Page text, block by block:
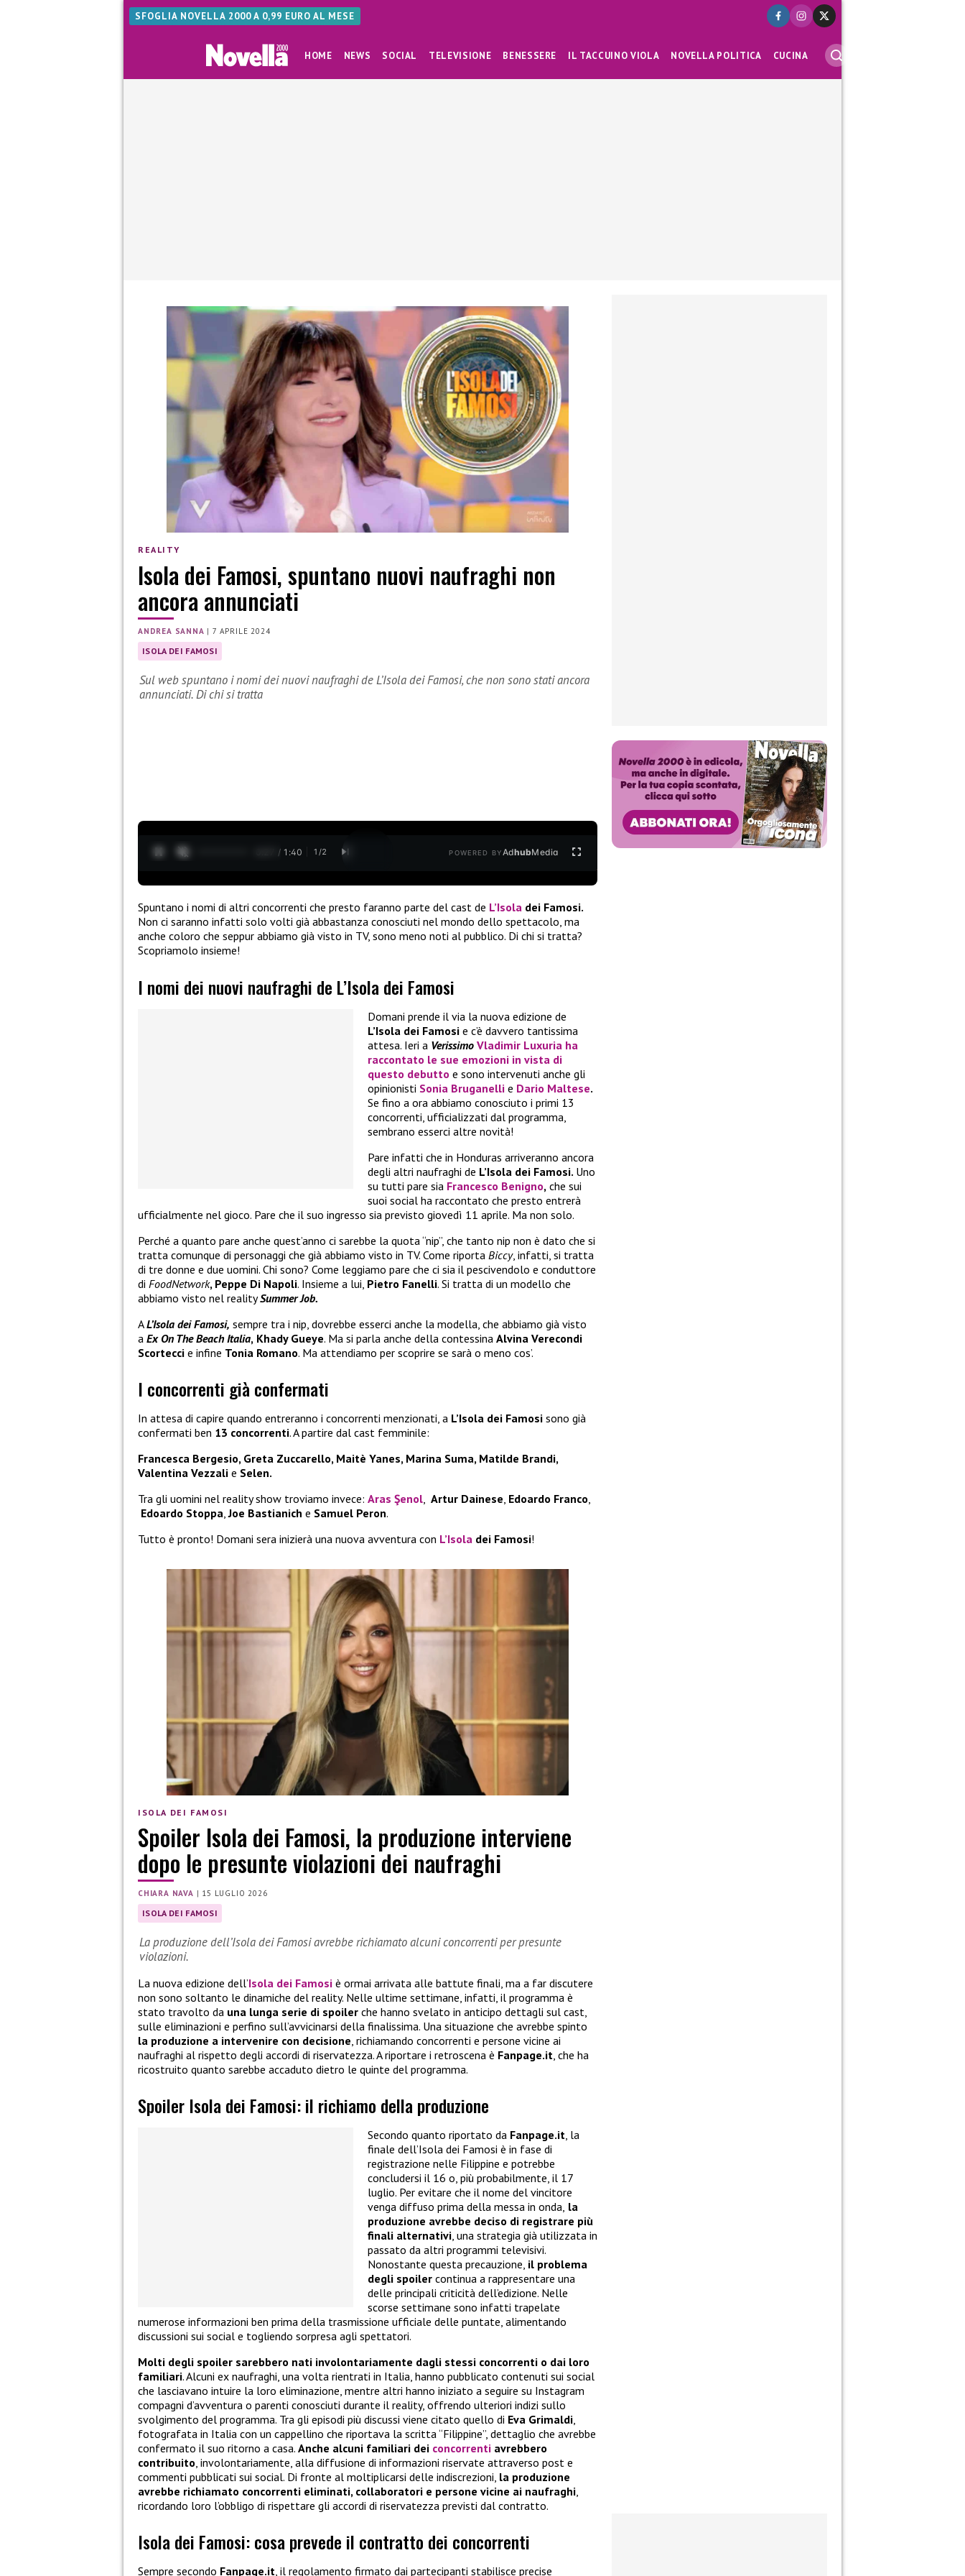
SFOGLIA NOVELLA 2000 A 0,99 EURO AL MESE
HOME NEWS SOCIAL TELEVISIONE BENESSERE IL TACCUINO VIOLA NOVELLA POLITICA CUCINA
REALITY
Isola dei Famosi, spuntano nuovi naufraghi non
ancora annunciati
ANDREA SANNA |7 APRILE 2024
ISOLA DEI FAMOSI
Sul web spuntano i nomi dei nuovi naufraghi de L’Isola dei Famosi, che non sono stati ancora
annunciati. Di chi si tratta
0:28 / 1:40 1 /2 POWERED BYAdhubMedia
Spuntano i nomi di altri concorrenti che presto faranno parte del cast de L’Isola dei Famosi.
Non ci saranno infatti solo volti già abbastanza conosciuti nel mondo dello spettacolo, ma
anche coloro che seppur abbiamo già visto in TV, sono meno noti al pubblico. Di chi si tratta?
Scopriamolo insieme!
I nomi dei nuovi naufraghi de L’Isola dei Famosi
Domani prende il via la nuova edizione de
L’Isola dei Famosi e c’è davvero tantissima
attesa. Ieri a Verissimo Vladimir Luxuria ha
raccontato le sue emozioni in vista di
questo debutto e sono intervenuti anche gli
opinionisti Sonia Bruganelli e Dario Maltese.
Se fino a ora abbiamo conosciuto i primi 13
concorrenti, ufficializzati dal programma,
sembrano esserci altre novità!
Pare infatti che in Honduras arriveranno ancora
degli altri naufraghi de L’Isola dei Famosi. Uno
su tutti pare sia Francesco Benigno, che sui
suoi social ha raccontato che presto entrerà
ufficialmente nel gioco. Pare che il suo ingresso sia previsto giovedì 11 aprile. Ma non solo.
Perché a quanto pare anche quest’anno ci sarebbe la quota “nip”, che tanto nip non è dato che si
tratta comunque di personaggi che già abbiamo visto in TV. Come riporta Biccy, infatti, si tratta
di tre donne e due uomini. Chi sono? Come leggiamo pare che ci sia il pescivendolo e conduttore
di FoodNetwork, Peppe Di Napoli. Insieme a lui, Pietro Fanelli. Si tratta di un modello che
abbiamo visto nel realitySummer Job.
AL’Isola dei Famosi, sempre tra i nip, dovrebbe esserci anche la modella, che abbiamo già visto
a Ex On The Beach Italia, Khady Gueye. Ma si parla anche della contessina Alvina Verecondi
Scortecci e infine Tonia Romano. Ma attendiamo per scoprire se sarà o meno cos’.
I concorrenti già confermati
In attesa di capire quando entreranno i concorrenti menzionati, a L’Isola dei Famosi sono già
confermati ben 13 concorrenti. A partire dal cast femminile:
Francesca Bergesio, Greta Zuccarello, Maitè Yanes, Marina Suma, Matilde Brandi,
Valentina Vezzali e Selen.
Tra gli uomini nel reality show troviamo invece: Aras Şenol Artur Dainese Edoardo Franco
Edoardo Stoppa ,Joe Bastianich e Samuel Peron.
Tutto è pronto! Domani sera inizierà una nuova avventura con L’Isola dei Famosi!
ISOLA DEI FAMOSI
Spoiler Isola dei Famosi, la produzione interviene
dopo le presunte violazioni dei naufraghi
CHIARA NAVA | 15 LUGLIO 2026
ISOLA DEI FAMOSI
La produzione dell’Isola dei Famosi avrebbe richiamato alcuni concorrenti per presunte
violazioni.
La nuova edizione dell’Isola dei Famosi è ormai arrivata alle battute finali, ma a far discutere
non sono soltanto le dinamiche del reality. Nelle ultime settimane, infatti, il programma è
stato travolto da una lunga serie di spoiler che hanno svelato in anticipo dettagli sul cast,
sulle eliminazioni e perfino sull’avvicinarsi della finalissima. Una situazione che avrebbe spinto
la produzione a intervenire con decisione , richiamando concorrenti e persone vicine ai
naufraghi al rispetto degli accordi di riservatezza. A riportare i retroscena è Fanpage.it , che ha
ricostruito quanto sarebbe accaduto dietro le quinte del programma.
Spoiler Isola dei Famosi: il richiamo della produzione
Secondo quanto riportato da Fanpage.it , la
finale dell’Isola dei Famosi è in fase di
registrazione nelle Filippine e potrebbe
concludersi il 16 o, più probabilmente, il 17
luglio. Per evitare che il nome del vincitore
venga diffuso prima della messa in onda, la
produzione avrebbe deciso di registrare più
finali alternativi , una strategia già utilizzata in
passato da altri programmi televisivi.
Nonostante questa precauzione, il problema
degli spoiler continua a rappresentare una
delle principali criticità dell’edizione. Nelle
scorse settimane sono infatti trapelate
numerose informazioni ben prima della trasmissione ufficiale delle puntate, alimentando
discussioni sui social e togliendo sorpresa agli spettatori.
Molti degli spoiler sarebbero nati involontariamente dagli stessi concorrenti o dai loro
familiari. Alcuni ex naufraghi, una volta rientrati in Italia, hanno pubblicato contenuti sui social
che lasciavano intuire la loro eliminazione, mentre altri hanno iniziato a seguire su Instagram
compagni d’avventura o parenti conosciuti durante il reality, offrendo ulteriori indizi sullo
svolgimento del programma. Tra gli episodi più discussi viene citato quello di Eva Grimaldi
fotografata in Italia con un cappellino che riportava la scritta “Filippine”, dettaglio che avrebbe
confermato il suo ritorno a casa. Anche alcuni familiari dei concorrenti avrebbero
contribuito , involontariamente, alla diffusione di informazioni riservate attraverso post e
commenti pubblicati sui social. Di fronte al moltiplicarsi delle indiscrezioni, la produzione
avrebbe richiamato concorrenti eliminati, collaboratori e persone vicine ai naufraghi
ricordando loro l’obbligo di rispettare gli accordi di riservatezza previsti dal contratto.
Isola dei Famosi: cosa prevede il contratto dei concorrenti
Sempre secondo Fanpage.it, il regolamento firmato dai partecipanti stabilisce precise